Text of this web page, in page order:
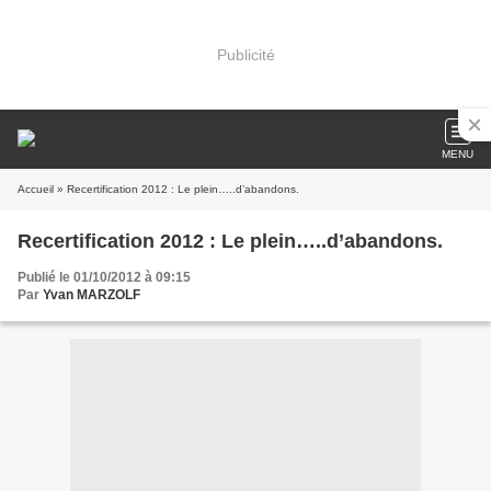
Publicité
MENU
Accueil » Recertification 2012 : Le plein…..d’abandons.
Recertification 2012 : Le plein…..d’abandons.
Publié le 01/10/2012 à 09:15
Par Yvan MARZOLF